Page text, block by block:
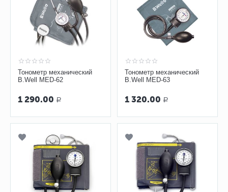
Тонометр механический
B.Well MED-62
1 290.00 Р
Тонометр механический
B.Well MED-63
1 320.00 Р